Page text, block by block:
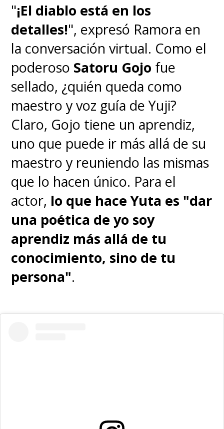
"¡El diablo está en los
detalles!", expresó Ramora en
la conversación virtual. Como el
poderoso Satoru Gojo fue
sellado, ¿quién queda como
maestro y voz guía de Yuji?
Claro, Gojo tiene un aprendiz,
uno que puede ir más allá de su
maestro y reuniendo las mismas
que lo hacen único. Para el
actor, lo que hace Yuta es "dar
una poética de yo soy
aprendiz más allá de tu
conocimiento, sino de tu
persona".